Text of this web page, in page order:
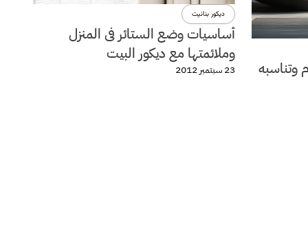
وتناسبه
ديكور بنانيت
أساسيات وضع الستائر فى المنزل
وملائمتها مع ديكور البيت
23 سبتمبر 2012